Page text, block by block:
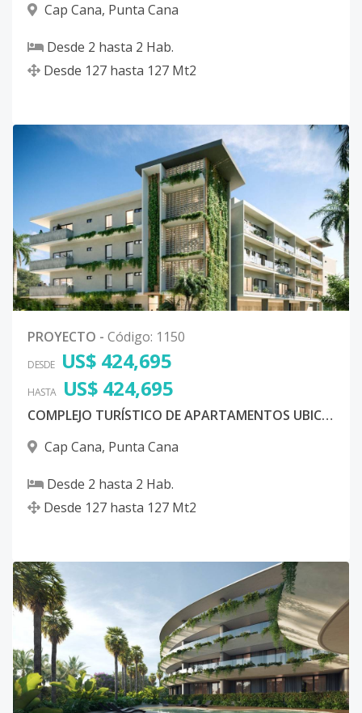
Cap Cana, Punta Cana
Desde 2 hasta 2 Hab.
Desde 127 hasta 127 Mt2
PROYECTO - Código: 1150
DESDE US$ 424,695
HASTA US$ 424,695
COMPLEJO TURÍSTICO DE APARTAMENTOS UBICADO EN CAP CANA, PUNTA CANA
Cap Cana, Punta Cana
Desde 2 hasta 2 Hab.
Desde 127 hasta 127 Mt2